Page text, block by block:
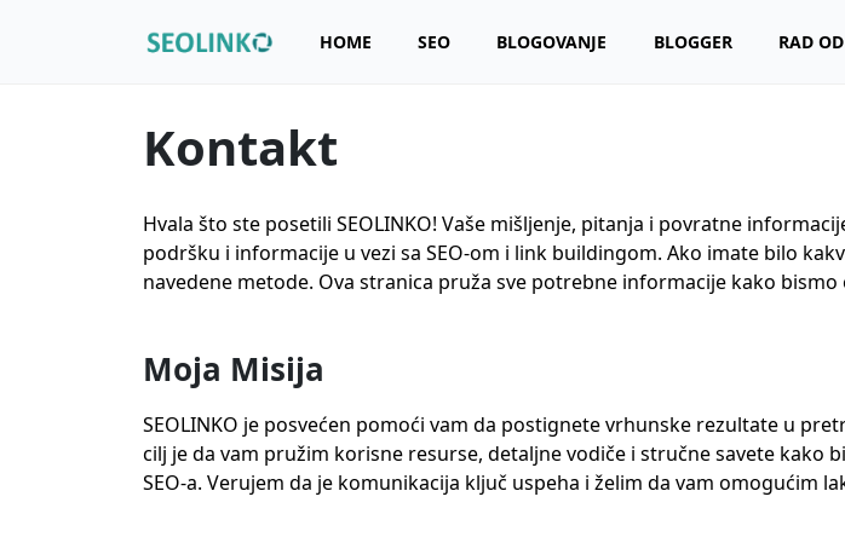
HOME SEO BLOGOVANJE BLOGGER RAD
Kontakt
Hvala što ste posetili SEOLINKO! Vaše mišljenje, pitanja i povratne
podršku i informacije u vezi sa SEO-om i link buildingom. Ako imate bilo
navedene metode. Ova stranica pruža sve potrebne informacije kako
Moja Misija
SEOLINKO je posvećen pomoći vam da postignete vrhunske rezultate u
cilj je da vam pružim korisne resurse, detaljne vodiče i stručne savete
SEO-a. Verujem da je komunikacija ključ uspeha i želim da vam omogućim